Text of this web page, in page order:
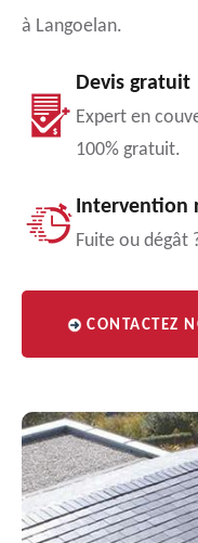
à Langoelan.
Devis gratuit
Expert en
100% gratuit.
Intervention
Fuite ou dégât
CONTACTEZ